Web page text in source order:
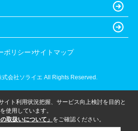
ポリシー サイトマップ
会社ソライエ All Rights Reserved.
イト利用状況把握、サービス向上検討を目的と
使用しています。
取扱いについて」 をご確認ください。